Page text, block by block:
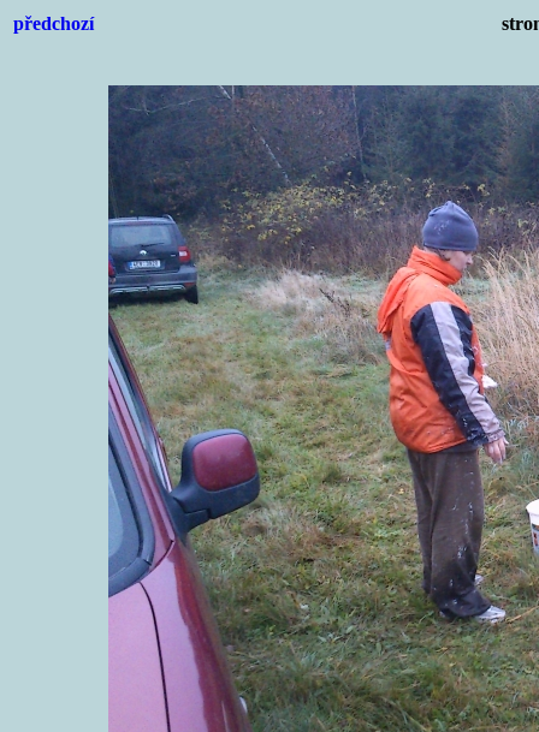
předchozí